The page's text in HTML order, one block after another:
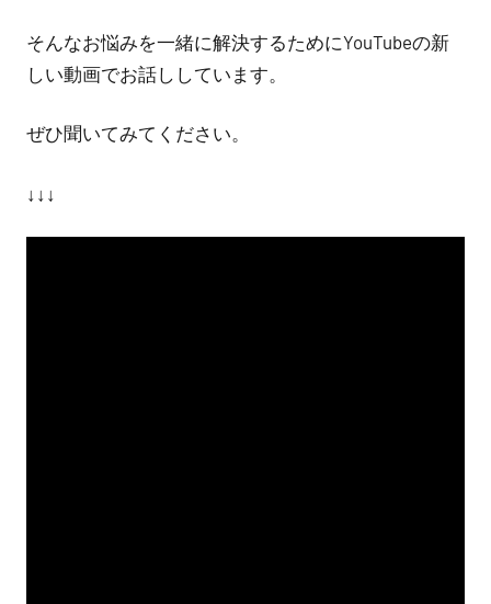
み
の
ご
そんなお悩みを一緒に解決するためにYouTubeの新
しい動画でお話ししています。
ぜひ聞いてみてください。
↓↓↓